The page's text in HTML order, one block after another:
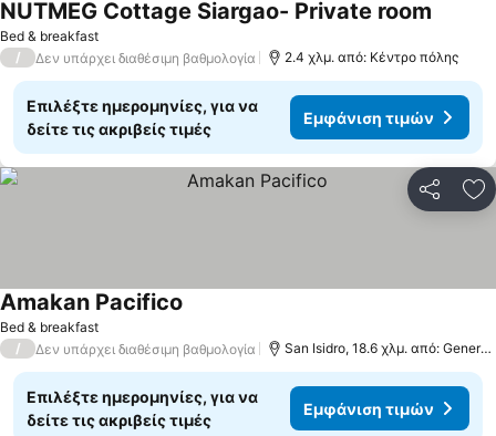
Bed & breakfast
NUTMEG Cottage Siargao- Private room
/ Δεν υπάρχει διαθέσιμη βαθμολογία 2.4 χλμ. από: Κέντρο πόλης
Επιλέξτε ημερομηνίες, για να
δείτε τις ακριβείς τιμές
Εμφάνιση τιμών
Bed & breakfast
Amakan Pacifico
/ Δεν υπάρχει διαθέσιμη βαθμολογία San Isidro, 18.6 χλμ. από: General
Επιλέξτε ημερομηνίες, για να
δείτε τις ακριβείς τιμές
Εμφάνιση τιμών